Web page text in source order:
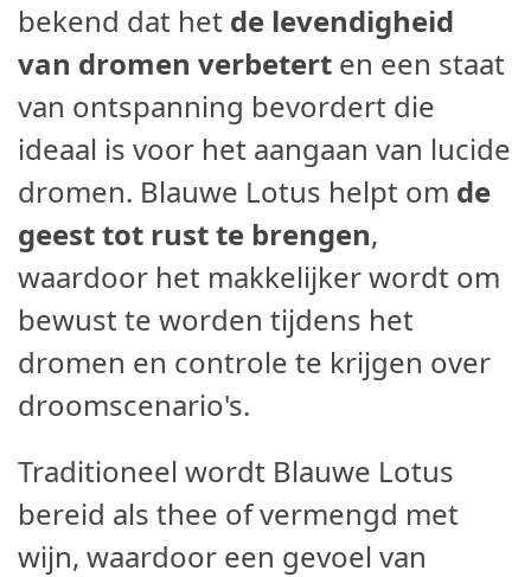
bekend dat het de levendigheid
van dromen verbetert en een staat
van ontspanning bevordert die
ideaal is voor het aangaan van lucide
dromen. Blauwe Lotus helpt om de
geest tot rust te brengen,
waardoor het makkelijker wordt om
bewust te worden tijdens het
dromen en controle te krijgen over
droomscenario's.
Traditioneel wordt Blauwe Lotus
bereid als thee of vermengd met
wijn, waardoor een gevoel van